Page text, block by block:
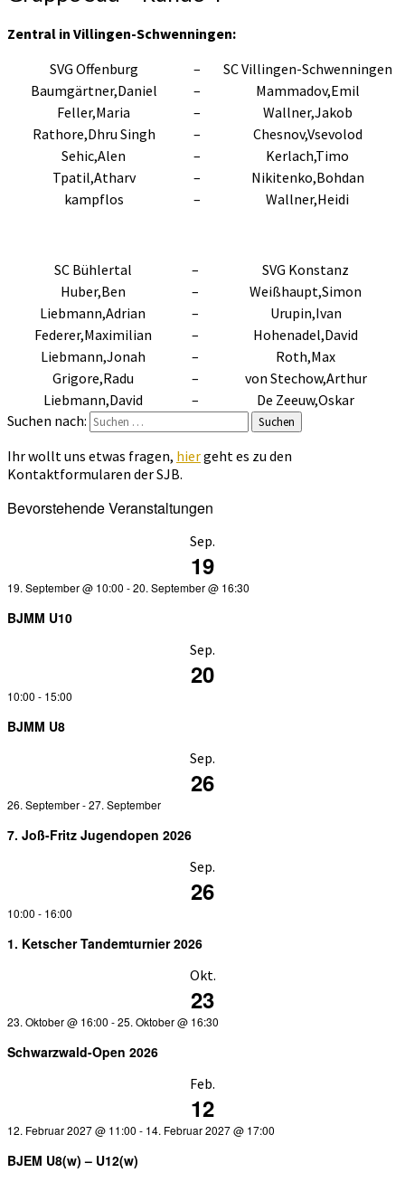
Zentral in Villingen-Schwenningen:
SVG Offenburg
–
SC Villingen-Schwenningen
Baumgärtner,Daniel
–
Mammadov,Emil
Feller,Maria
–
Wallner,Jakob
Rathore,Dhru Singh
–
Chesnov,Vsevolod
Sehic,Alen
–
Kerlach,Timo
Tpatil,Atharv
–
Nikitenko,Bohdan
kampflos
– Wallner,Heidi
SC Bühlertal –
SVG Konstanz
Huber,Ben
–
Weißhaupt,Simon
Liebmann,Adrian
–
Urupin,Ivan
Federer,Maximilian
–
Hohenadel,David
Liebmann,Jonah
–
Roth,Max
Grigore,Radu
–
von Stechow,Arthur
Liebmann,David
–
De Zeeuw,Oskar
Suchen nach:
Suchen
Ihr wollt uns etwas fragen, hiergeht es zu den
Kontaktformularen der SJB.
Bevorstehende Veranstaltungen
Sep.
19
19. September @ 10:00 -20. September @ 16:30
BJMM U10
Sep.
20
10:00 - 15:00
BJMM U8
Sep.
26
26. September-27. September
7. Joß-Fritz Jugendopen 2026
Sep.
26
10:00 - 16:00
1. Ketscher Tandemturnier 2026
Okt.
23
23. Oktober @ 16:00 -25. Oktober @ 16:30
Schwarzwald-Open 2026
Feb.
12
12. Februar 2027 @ 11:00 - 14. Februar 2027 @ 17:00
BJEM U8(w) – U12(w)